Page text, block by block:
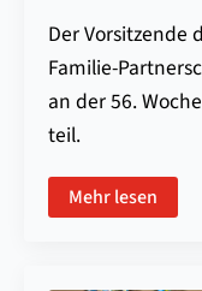
Der Vorsitzende
Familie-
an der 56.
teil.
Mehr lesen